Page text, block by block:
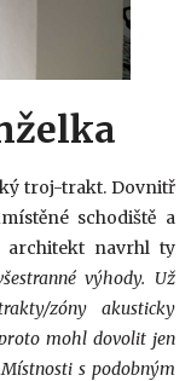
troj-trakt. Dovnitř
schodiště a
architekt navrhl ty
výhody. Už
zóny akusticky
mohl dovolit jen
s podobným